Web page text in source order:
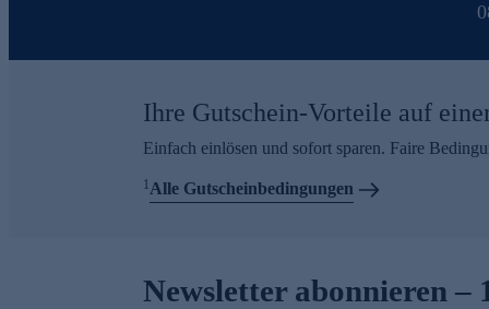
Ihre Gutschein-Vorteile auf
Einfach einlösen und sofort sparen. Faire
1Alle Gutscheinbedingungen
Newsletter abonnieren –